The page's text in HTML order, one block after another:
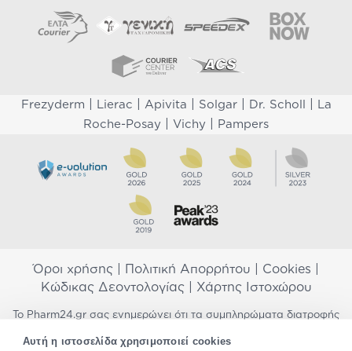
Αυτή η ιστοσελίδα χρησιμοποιεί cookies
Frezyderm Lierac Apivita Solgar| Dr. Scholl
La
Roche-Posay
Vichy Pampers
Όροι χρήσης Πολιτική Απορρήτου Cookies
Κώδικας Δεοντολογίας| Χάρτης Ιστοχώρου
Το Pharm24.gr σας ενημερώνει ότι τα συμπληρώματα διατροφής
προορίζονται για την πρόληψη, αγωγή ή θεραπεία ανθρώπινης